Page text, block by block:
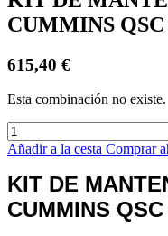
CUMMINS QSC
615,40 €
Esta combinación no existe.
Añadir a la cesta Comprar
KIT DE
CUMMINS